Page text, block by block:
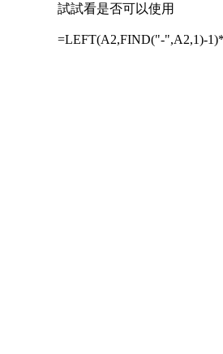
試試看是否可以使用
=LEFT(A2,FIND("-",A2,1)-